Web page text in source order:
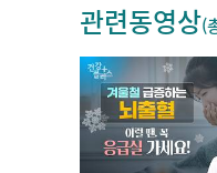
트'라는 그물
급성기 뇌경
들이 많이 남
증상 발생 후
이러한 일률
관련동영상(